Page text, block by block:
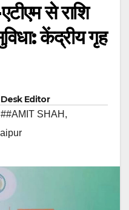
से राशि
केंद्रीय गृह
Editor
##AMIT SHAH ,